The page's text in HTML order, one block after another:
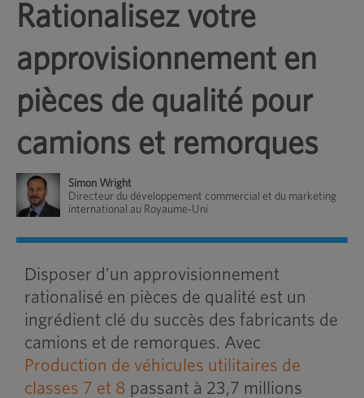
Rationalisez votre
approvisionnement en
pièces de qualité pour
camions et remorques
Simon Wright
Directeur du développement commercial et du marketing
international au Royaume-Uni
Disposer d’un approvisionnement
rationalisé en pièces de qualité est un
ingrédient clé du succès des fabricants de
camions et de remorques. Avec
Production de véhicules utilitaires de
classes 7 et 8 passant à 23,7 millions